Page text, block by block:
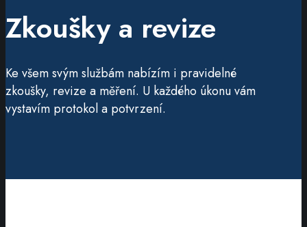
Zkoušky a revize
Ke všem svým službám nabízím i pravidelné
zkoušky, revize a měření. U každého úkonu vám
vystavím protokol a potvrzení.